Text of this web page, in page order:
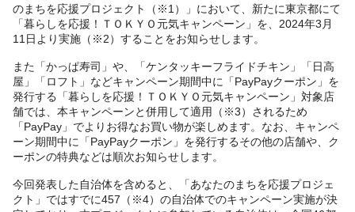
のまちを応援プロジェクト（※1）」において、新たに東京都にて
「暮らしを応援！ＴＯＫＹＯ元気キャンペーン」を、2024年3月
11日より実施（※2）することをお知らせします。
また「かっぱ寿司」や、「ケンタッキーフライドチキン」「日高
屋」「ロフト」などキャンペーン期間中に「PayPayクーポン」を
発行する「暮らしを応援！ＴＯＫＹＯ元気キャンペーン」対象店
舗では、本キャンペーンと併用して適用（※3）されるため
「PayPay」でよりお得なお買い物が楽しめます。なお、キャンペ
ーン期間中に「PayPayクーポン」を発行するその他の店舗や、ク
ーポンの特典などは順次お知らせします。
今回発表した自治体を含めると、「あなたのまちを応援プロジェ
クト」ではすでに457（※4）の自治体でのキャンペーン実施が決